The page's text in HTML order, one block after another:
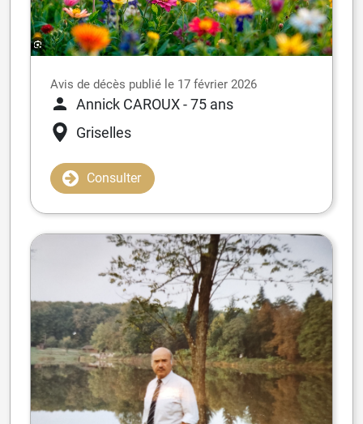
Avis de décès publié le 17 février 2026
Annick CAROUX- 75 ans
Griselles
Consulter